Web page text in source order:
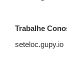
Trabalhe
seteloc.gupy.io